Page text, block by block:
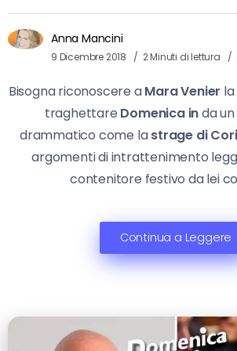
Anna Mancini
9 Dicembre 2018 2 Minuti di lettura
Bisogna riconoscere aMara Venier
traghettare Domenica inda
drammatico come lastrage di
argomenti di intrattenimento
contenitore festivo da lei
Continua a Leggere